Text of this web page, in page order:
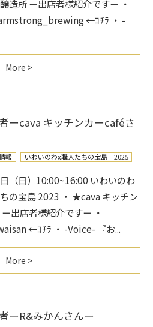
造所 ー出店者様紹介ですー ・
←ｺﾁﾗ ・ -
More >
ーcava キッチンカーcaféさ
報 いわいのわx職人たちの宝島 2025
（日）10:00~16:00 いわいのわ
の宝島 2023 ・ ★cava キッチン
出店者様紹介ですー ・
←ｺﾁﾗ ・ -Voice- 『お...
More >
ーR&みかんさんー